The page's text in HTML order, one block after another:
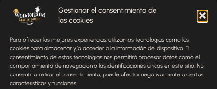
Gestionar el consentimiento de
las cookies
Para ofrecer las mejores experiencias, utilizamos tecnologías como las
cookies para almacenar y/o acceder a la información del dispositivo. El
consentimiento de estas tecnologías nos permitirá procesar datos como el
comportamiento de navegación o las identificaciones únicas en este sitio. No
consentir o retirar el consentimiento, puede afectar negativamente a ciertas
características y funciones.
con tu pedido? Estamos aquí para ayudarte.
TELÉFONO